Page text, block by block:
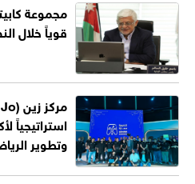
مجموعة
قوياً خلال
استراتيجياً
وتطوير